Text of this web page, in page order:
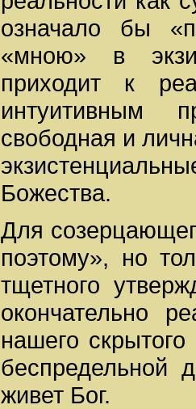
означало бы
«мною» в
приходит к
интуитивным
свободная и
Божества.
Для
поэтому», но
тщетного
окончательно
нашего
беспредельной
живет Бог.